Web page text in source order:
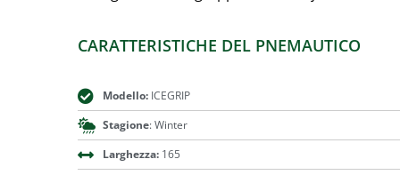
CARATTERISTICHE DEL PNEMAUTICO
Modello:ICEGRIP
Stagione: Winter
Larghezza:165